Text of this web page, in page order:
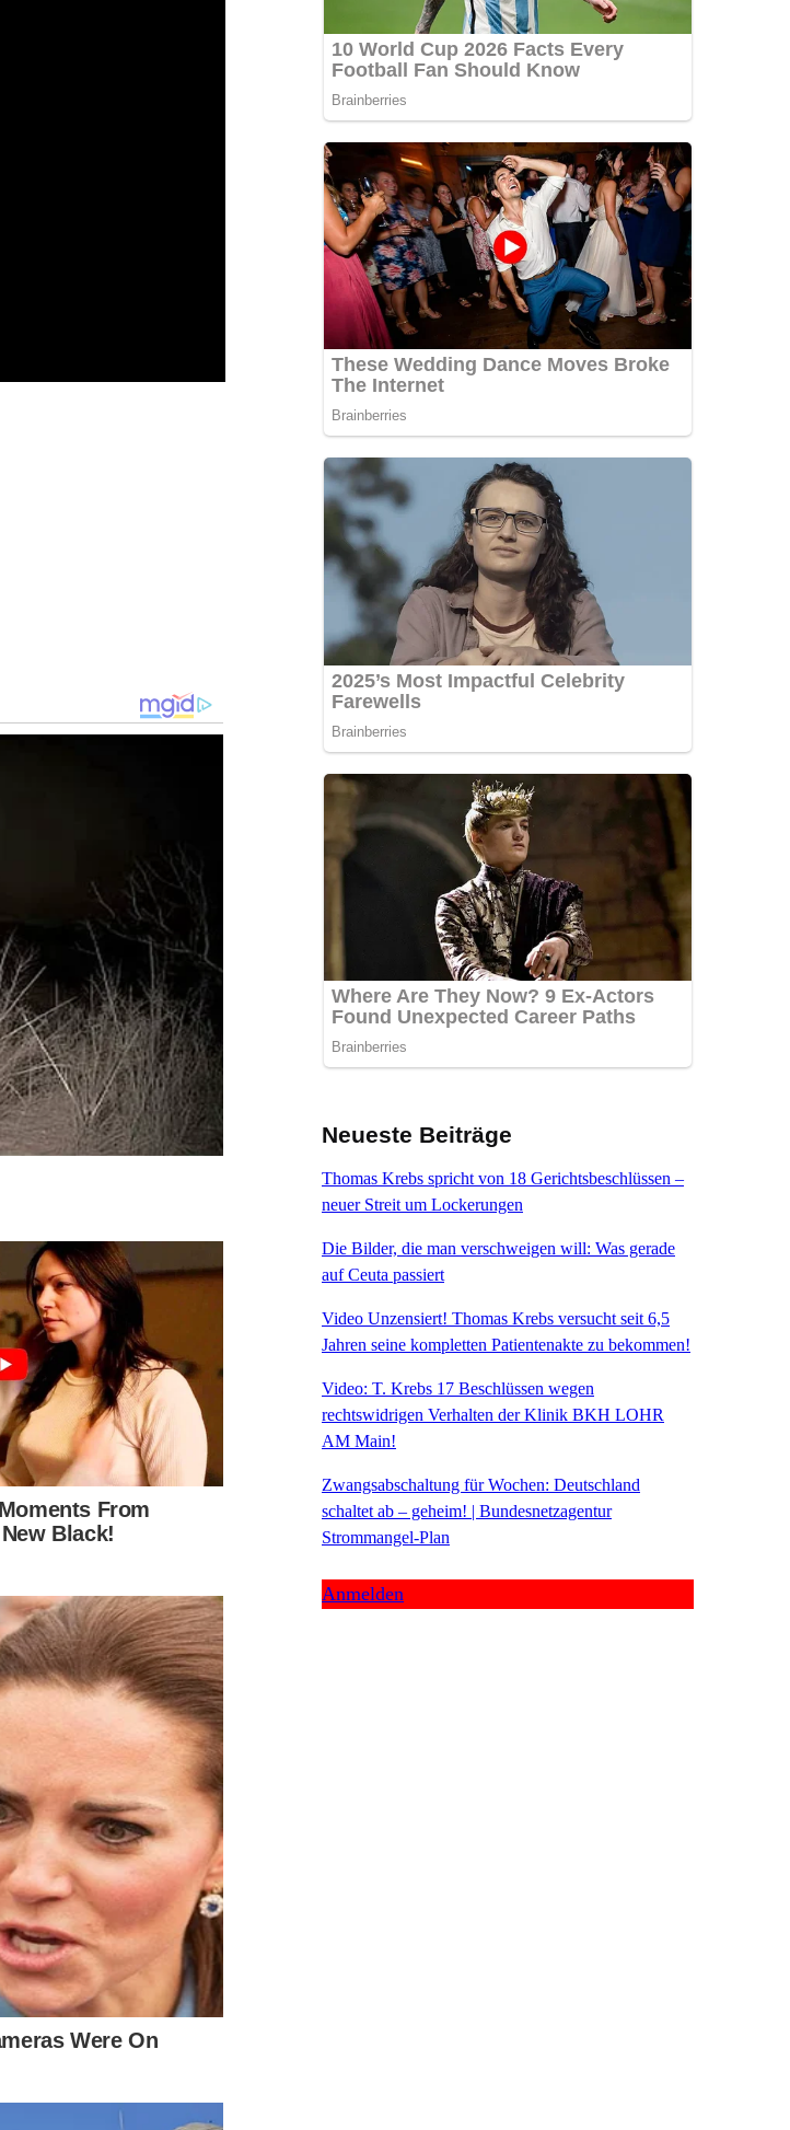
Neueste Beiträge
Thomas Krebs spricht von 18 Gerichtsbeschlüssen –
neuer Streit um Lockerungen
Die Bilder, die man verschweigen will: Was gerade
auf Ceuta passiert
Video Unzensiert! Thomas Krebs versucht seit 6,5
Jahren seine kompletten Patientenakte zu bekommen!
Video: T. Krebs 17 Beschlüssen wegen
rechtswidrigen Verhalten der Klinik BKH LOHR
AM Main!
Zwangsabschaltung für Wochen: Deutschland
schaltet ab – geheim! | Bundesnetzagentur
Strommangel-Plan
Anmelden